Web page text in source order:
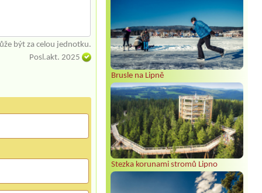
Brusle na Lipně
Stezka korunami stromů Lipno
být za celou jednotku.
Posl.akt. 2025